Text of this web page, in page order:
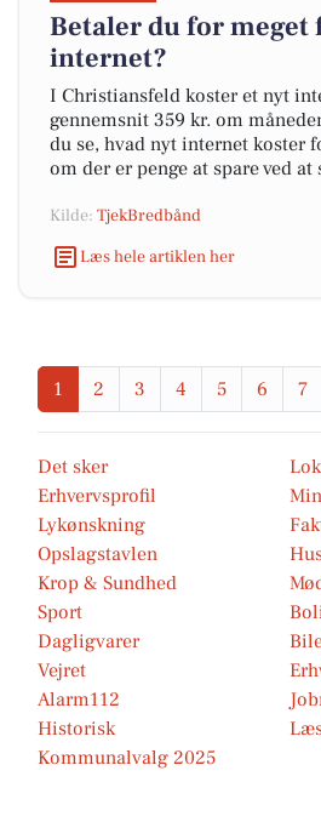
Betaler du for meget
internet?
I Christiansfeld koster et nyt
gennemsnit 359 kr. om
du se, hvad nyt internet koster
om der er penge at spare ved at
Kilde: TjekBredbånd
Læs hele artiklen her
1 2 3 4 5 6 7
Det sker
Erhvervsprofil
Lykønskning
Opslagstavlen
Krop & Sundhed
Sport
Dagligvarer
Vejret
Alarm112
Historisk
Kommunalvalg 2025